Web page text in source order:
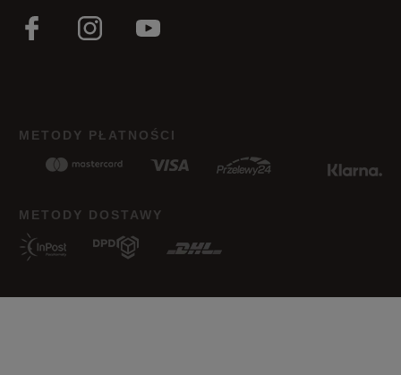
METODY PŁATNOŚCI
METODY DOSTAWY